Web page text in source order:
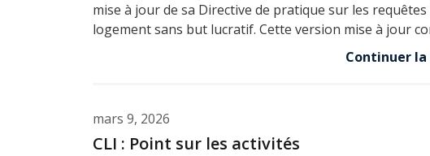
mise à jour de sa Directive de pratique sur les
logement sans but lucratif. Cette version mise à jour
Continuer
mars 9, 2026
CLI : Point sur les activités